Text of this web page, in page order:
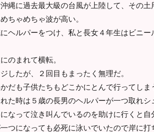
縄に過去最大級の台風が上陸して、その土
ちゃめちゃ波が高い。
ヘルパーをつけ、私と長女４年生はビニー
のまれて横転。
したが、２回目もまったく無理だ。
だも子供たちもどこかにとんで行ってしま
た時は５歳の長男のヘルパーが一つ取れシ
なって泣き叫んでいるのを助けに行くと自
つになっても必死に泳いでいたので岸に打